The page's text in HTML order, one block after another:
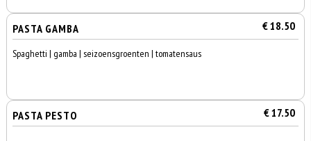
PASTA GAMBA € 18.50
Spaghetti | gamba | seizoensgroenten | tomatensaus
PASTA PESTO € 17.50